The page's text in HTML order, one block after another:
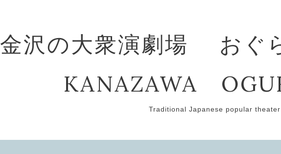
金沢の大衆演劇場 おぐ
KANAZAWA
Traditional Japanese popular